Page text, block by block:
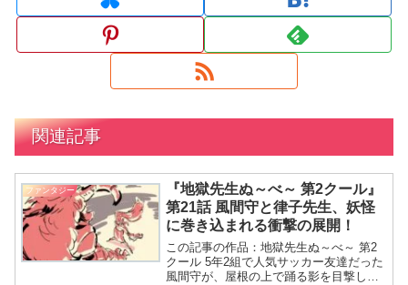
関連記事
ファンタジー
『地獄先生ぬ～べ～ 第2クール』
第21話 風間守と律子先生、妖怪
に巻き込まれる衝撃の展開！
この記事の作品：地獄先生ぬ～べ～ 第2
クール 5年2組で人気サッカー友達だった
風間守が、屋根の上で踊る影を目撃して